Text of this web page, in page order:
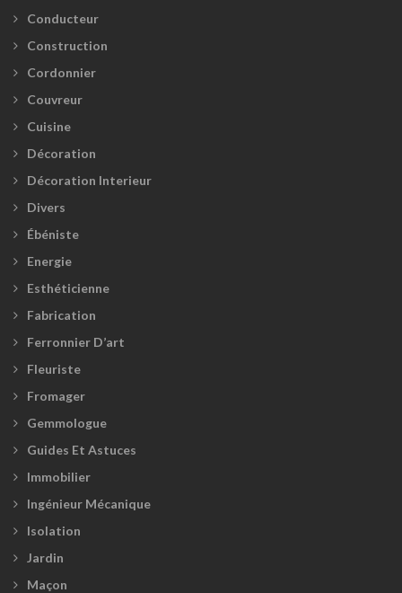
Conducteur
Construction
Cordonnier
Couvreur
Cuisine
Décoration
Décoration Interieur
Divers
Ébéniste
Energie
Esthéticienne
Fabrication
Ferronnier D’art
Fleuriste
Fromager
Gemmologue
Guides Et Astuces
Immobilier
Ingénieur Mécanique
Isolation
Jardin
Maçon